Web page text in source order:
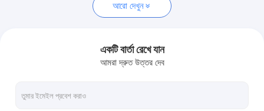
সাইলেন্ট জেনারেটর সেট
সামুদ্রিক ডিজেল জেনারেটর
আরো দেখুন
একটি বার্তা রেখে যান
আমরা দ্রুত উত্তর দেব